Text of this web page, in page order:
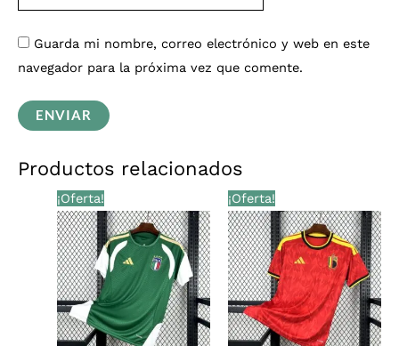
Guarda mi nombre, correo electrónico y web en este
navegador para la próxima vez que comente.
Productos relacionados
¡Oferta!
El
precio
original
era:
€28,00.
precio
actual
es:
€25,99.
¡Oferta!
El
precio
original
era:
€28,00.
precio
actual
es:
€25,99.